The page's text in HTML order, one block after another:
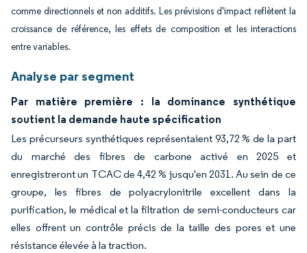
comme directionnels et non additifs. Les prévisions d'impact reflètent la
croissance de référence, les effets de composition et les interactions
entre variables.
Analyse par segment
Par matière première : la dominance synthétique
soutient la demande haute spécification
Les précurseurs synthétiques représentaient 93,72 % de la part
du marché des fibres de carbone activé en 2025 et
enregistreront un TCAC de 4,42 % jusqu'en 2031. Au sein de ce
groupe, les fibres de polyacrylonitrile excellent dans la
purification, le médical et la filtration de semi-conducteurs car
elles offrent un contrôle précis de la taille des pores et une
résistance élevée à la traction.